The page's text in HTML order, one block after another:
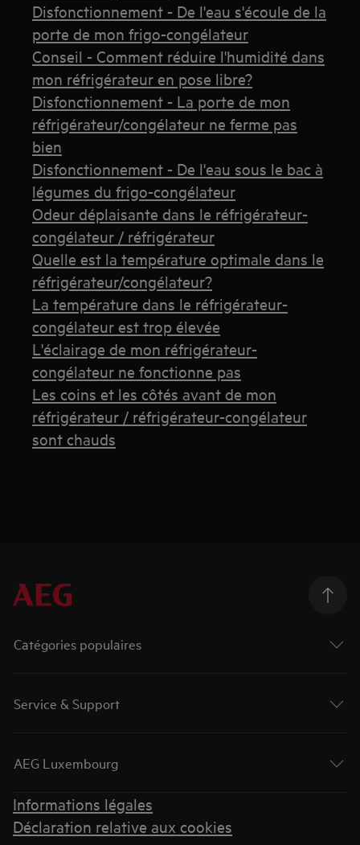
Disfonctionnement - De l'eau s'écoule de la
porte de mon frigo-congélateur
Conseil - Comment réduire l'humidité dans
mon réfrigérateur en pose libre?
Disfonctionnement - La porte de mon
réfrigérateur/congélateur ne ferme pas
bien
Disfonctionnement - De l'eau sous le bac à
légumes du frigo-congélateur
Odeur déplaisante dans le réfrigérateur-
congélateur / réfrigérateur
Quelle est la température optimale dans le
réfrigérateur/congélateur?
La température dans le réfrigérateur-
congélateur est trop élevée
L'éclairage de mon réfrigérateur-
congélateur ne fonctionne pas
Les coins et les côtés avant de mon
réfrigérateur / réfrigérateur-congélateur
sont chauds
Catégories populaires
Service & Support
AEG Luxembourg
Informations légales
Déclaration relative aux cookies